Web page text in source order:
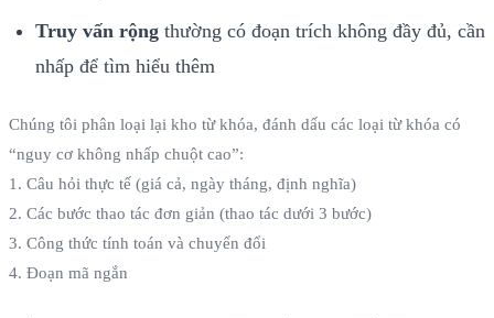
Truy vấn rộng thường có đoạn trích không đầy đủ, cần
nhấp để tìm hiểu thêm
Chúng tôi phân loại lại kho từ khóa, đánh dấu các loại từ khóa có
“nguy cơ không nhấp chuột cao”:
1. Câu hỏi thực tế (giá cả, ngày tháng, định nghĩa)
2. Các bước thao tác đơn giản (thao tác dưới 3 bước)
3. Công thức tính toán và chuyển đổi
4. Đoạn mã ngắn